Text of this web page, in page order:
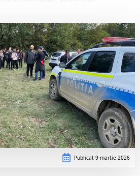
Publicat 9 martie 2026